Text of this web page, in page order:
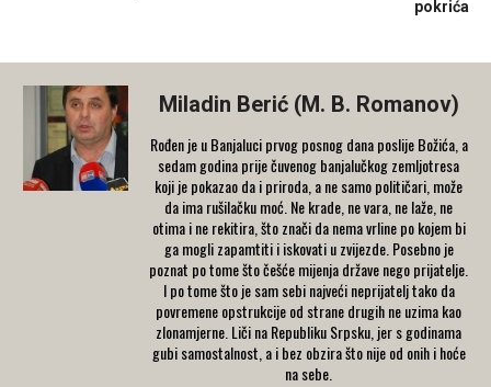
pokrića
Miladin Berić (M. B. Romanov)
Rođen je u Banjaluci prvog posnog dana poslije Božića, a
sedam godina prije čuvenog banjalučkog zemljotresa
koji je pokazao da i priroda, a ne samo političari, može
da ima rušilačku moć. Ne krade, ne vara, ne laže, ne
otima i ne rekitira, što znači da nema vrline po kojem bi
ga mogli zapamtiti i iskovati u zvijezde. Posebno je
poznat po tome što češće mijenja države nego prijatelje.
I po tome što je sam sebi najveći neprijatelj tako da
povremene opstrukcije od strane drugih ne uzima kao
zlonamjerne. Liči na Republiku Srpsku, jer s godinama
gubi samostalnost, a i bez obzira što nije od onih i hoće
na sebe.